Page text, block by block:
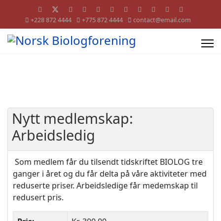
+228 872 4444 +775 872 4444 contact@email.com
Nytt medlemskap:
Arbeidsledig
Som medlem får du tilsendt tidskriftet BIOLOG tre
ganger i året og du får delta på våre aktiviteter med
reduserte priser. Arbeidsledige får medemskap til
redusert pris.